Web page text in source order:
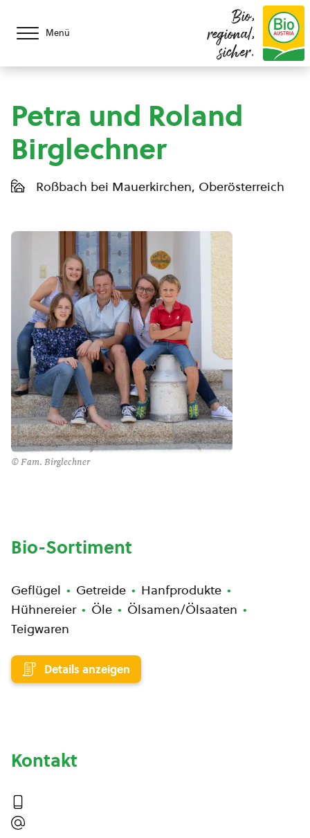
Menü
Bio,
regional,
sicher.
Petra und Roland
Birglechner
Roßbach bei Mauerkirchen, Oberösterreich
© Fam. Birglechner
Bio-Sortiment
Geflügel Getreide
Hanfprodukte
Hühnereier
Öle
Ölsamen/Ölsaaten
Teigwaren
Details anzeigen
Kontakt